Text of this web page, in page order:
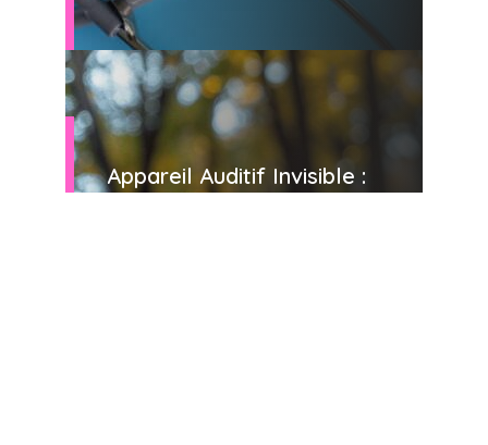
Appareil Auditif Invisible :